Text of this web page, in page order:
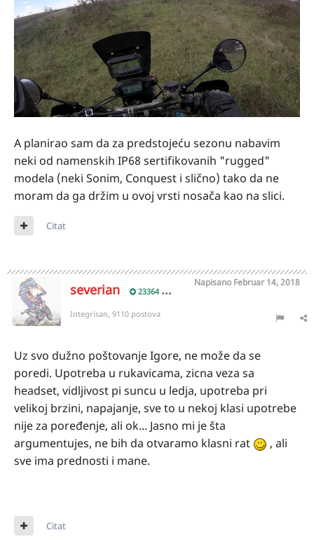
A planirao sam da za predstojeću sezonu nabavim
neki od namenskih IP68 sertifikovanih "rugged"
modela (neki Sonim, Conquest i slično) tako da ne
moram da ga držim u ovoj vrsti nosača kao na slici.
Citat
severian 23364
Napisano Februar 14, 2018
Integrisan, 9110 postova
Uz svo dužno poštovanje Igore, ne može da se
poredi. Upotreba u rukavicama, zicna veza sa
headset, vidljivost pi suncu u ledja, upotreba pri
velikoj brzini, napajanje, sve to u nekoj klasi upotrebe
nije za poređenje, ali ok... Jasno mi je šta
argumentujes, ne bih da otvaramo klasni rat
, ali
sve ima prednosti i mane.
Citat